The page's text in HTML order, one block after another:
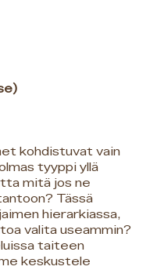
kohdistuvat vain
tyyppi yllä
mitä jos ne
Tässä
hierarkiassa,
valita useammin?
taiteen
keskustele